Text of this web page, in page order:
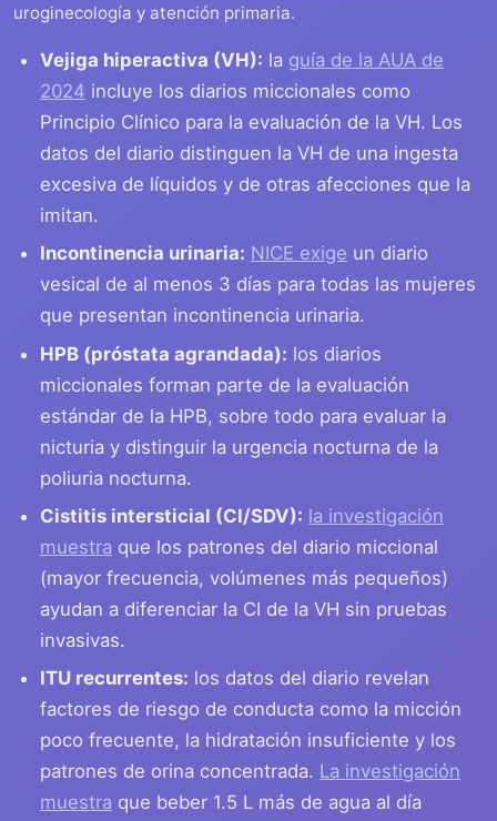
uroginecología y atención primaria.
Vejiga hiperactiva (VH): la guía de la AUA de
2024 incluye los diarios miccionales como
Principio Clínico para la evaluación de la VH. Los
datos del diario distinguen la VH de una ingesta
excesiva de líquidos y de otras afecciones que la
imitan.
Incontinencia urinaria: NICE exige un diario
vesical de al menos 3 días para todas las mujeres
que presentan incontinencia urinaria.
HPB (próstata agrandada): los diarios
miccionales forman parte de la evaluación
estándar de la HPB, sobre todo para evaluar la
nicturia y distinguir la urgencia nocturna de la
poliuria nocturna.
Cistitis intersticial (CI/SDV): la investigación
muestra que los patrones del diario miccional
(mayor frecuencia, volúmenes más pequeños)
ayudan a diferenciar la CI de la VH sin pruebas
invasivas.
ITU recurrentes: los datos del diario revelan
factores de riesgo de conducta como la micción
poco frecuente, la hidratación insuficiente y los
patrones de orina concentrada. La investigación
muestra que beber 1.5 L más de agua al día